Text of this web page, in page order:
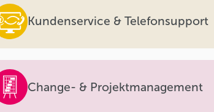
Kundenservice & Telefonsupport
Change- & Projektmanagement